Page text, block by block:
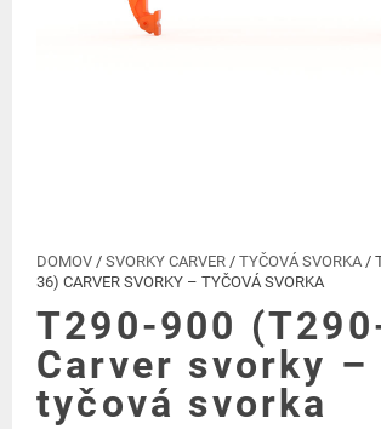
DOMOV / SVORKY CARVER / TYČOVÁ SVORKA /
36) CARVER SVORKY – TYČOVÁ SVORKA
T290-900
Carver svorky –
tyčová svorka